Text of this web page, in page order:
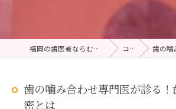
福岡の歯医者ならむらつ歯科クリニック コラム 歯の噛み合
歯の噛み合わせ専門医が診る
密とは